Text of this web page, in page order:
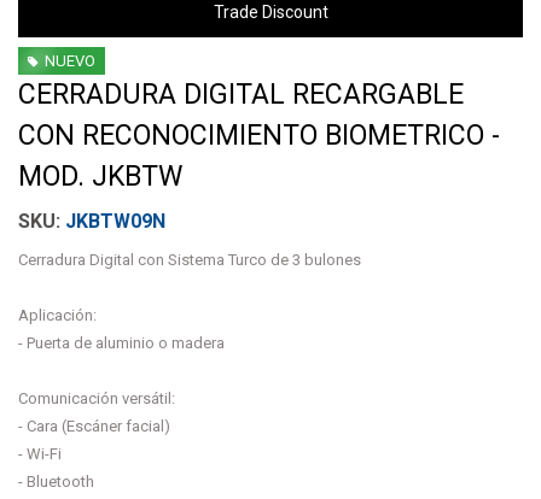
Trade Discount
NUEVO
CERRADURA DIGITAL RECARGABLE
CON RECONOCIMIENTO BIOMETRICO -
MOD. JKBTW
JKBTW09N
Cerradura Digital con Sistema Turco de 3 bulones
Aplicación:
- Puerta de aluminio o madera
Comunicación versátil:
- Cara (Escáner facial)
- Wi-Fi
- Bluetooth